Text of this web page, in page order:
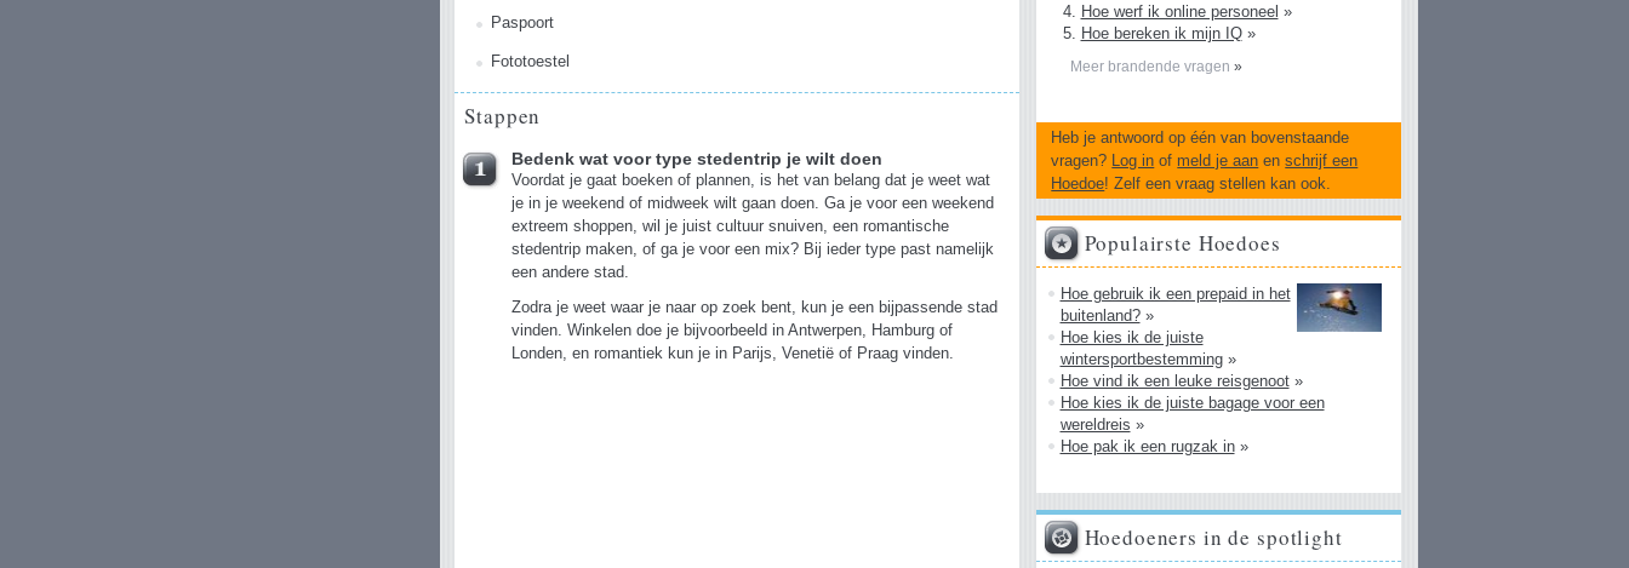
Paspoort
Fototoestel
Stappen
Bedenk wat voor type stedentrip je wilt doen
Voordat je gaat boeken of plannen, is het van belang dat je weet wat
je in je weekend of midweek wilt gaan doen. Ga je voor een weekend
extreem shoppen, wil je juist cultuur snuiven, een romantische
stedentrip maken, of ga je voor een mix? Bij ieder type past namelijk
een andere stad.
Zodra je weet waar je naar op zoek bent, kun je een bijpassende stad
vinden. Winkelen doe je bijvoorbeeld in Antwerpen, Hamburg of
Londen, en romantiek kun je in Parijs, Venetië of Praag vinden.
Hoe werf ik online personeel »
Hoe bereken ik mijn IQ»
Meer brandende vragen »
Heb je antwoord op één van bovenstaande
vragen?
Log in of meld je aan enschrijf een
Hoedoe! Zelf een vraag stellen kan ook.
Populairste Hoedoes
Hoe gebruik ik een prepaid in het
buitenland?»
Hoe kies ik de juiste
wintersportbestemming»
Hoe vind ik een leuke reisgenoot»
Hoe kies ik de juiste bagage voor een
wereldreis »
Hoe pak ik een rugzak in»
Hoedoeners in de spotlight